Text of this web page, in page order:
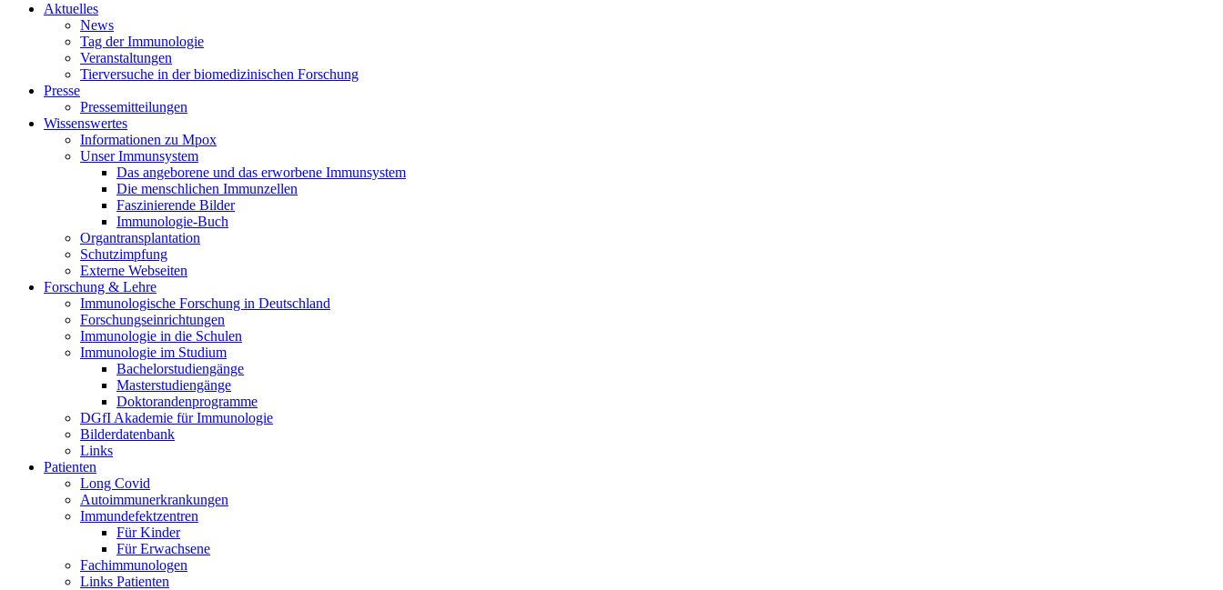
Aktuelles
News
Tag der Immunologie
Veranstaltungen
Tierversuche in der biomedizinischen Forschung
Presse
Pressemitteilungen
Wissenswertes
Informationen zu Mpox
Unser Immunsystem
Das angeborene und das erworbene Immunsystem
Die menschlichen Immunzellen
Faszinierende Bilder
Immunologie-Buch
Organtransplantation
Schutzimpfung
Externe Webseiten
Forschung & Lehre
Immunologische Forschung in Deutschland
Forschungseinrichtungen
Immunologie in die Schulen
Immunologie im Studium
Bachelorstudiengänge
Masterstudiengänge
Doktorandenprogramme
DGfI Akademie für Immunologie
Bilderdatenbank
Links
Patienten
Long Covid
Autoimmunerkrankungen
Immundefektzentren
Für Kinder
Für Erwachsene
Fachimmunologen
Links Patienten